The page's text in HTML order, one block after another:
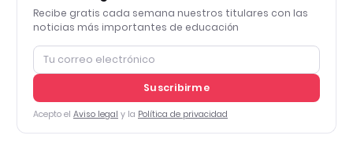
Recibe gratis cada semana nuestros titulares con las
noticias más importantes de educación
Suscribirme
Acepto el Aviso legal y la Política de privacidad